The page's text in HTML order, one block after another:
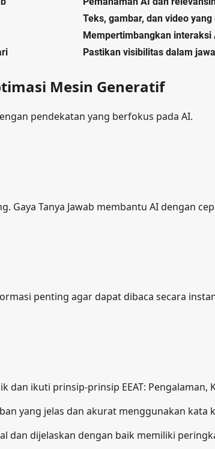
Teks, gambar, dan video
Mempertimbangkan
Pastikan visibilitas dalam
Mesin Generatif
pendekatan yang berfokus pada AI.
Gaya Tanya Jawab membantu AI dengan
penting agar dapat dibaca secara
ikuti prinsip-prinsip EEAT: Pengalaman,
yang jelas dan akurat menggunakan kata
dan dijelaskan dengan baik memiliki